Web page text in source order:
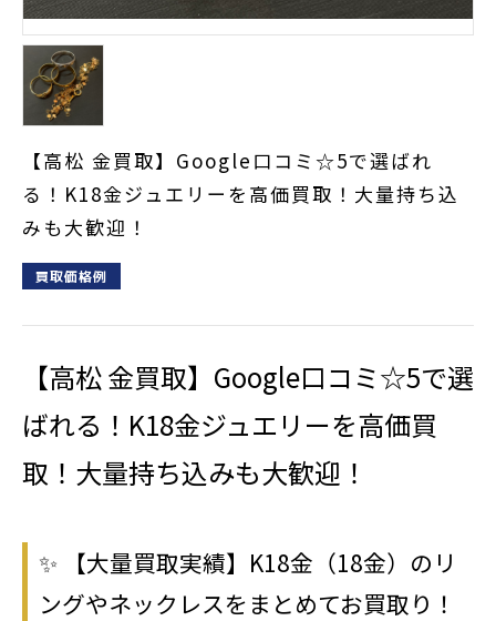
【高松 金買取】Google口コミ☆5で選ばれ
る！K18金ジュエリーを高価買取！大量持ち込
みも大歓迎！
買取価格例
【高松 金買取】Google口コミ☆5で選
ばれる！K18金ジュエリーを高価買
取！大量持ち込みも大歓迎！
✨ 【大量買取実績】K18金（18金）のリ
ングやネックレスをまとめてお買取り！